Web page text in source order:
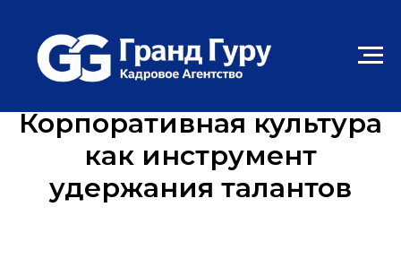
Корпоративная культура
как инструмент
удержания талантов